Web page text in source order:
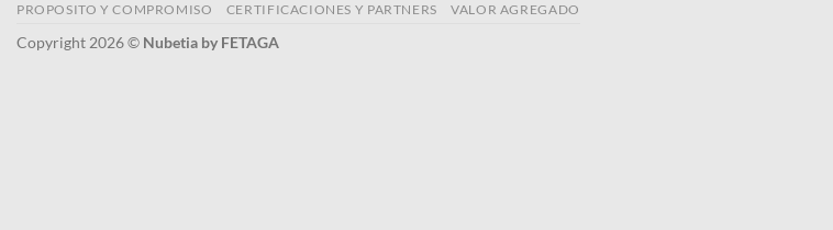
PROPOSITO Y COMPROMISO CERTIFICACIONES Y PARTNERS VALOR AGREGADO
Copyright 2026 © Nubetia by FETAGA